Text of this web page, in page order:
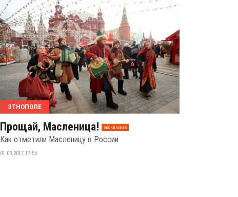
ЭТНОПОЛЕ
Прощай, Масленица! эксклюзив
Как отметили Масленицу в России
01.03.2017 17:56